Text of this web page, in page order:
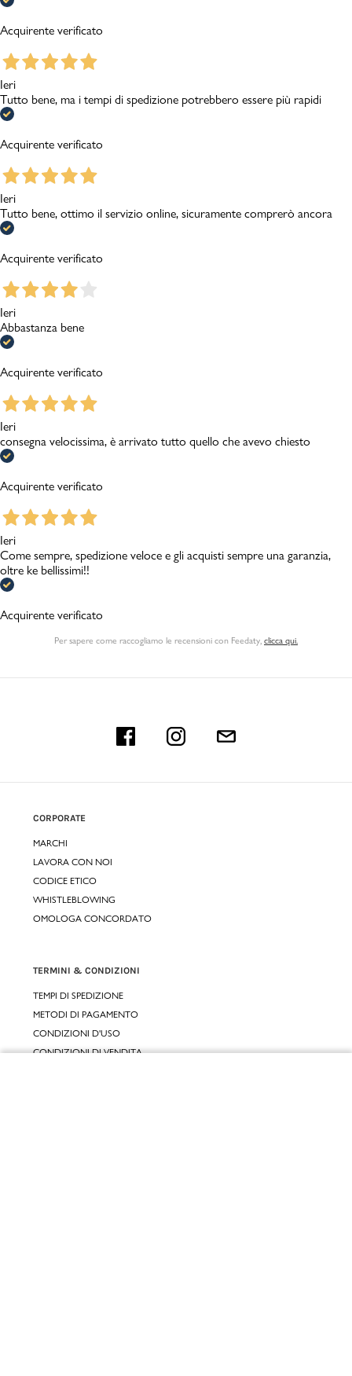
Acquirente verificato
Ieri
Tutto bene, ma i tempi di spedizione potrebbero essere più rapidi
Acquirente verificato
Ieri
Tutto bene, ottimo il servizio online, sicuramente comprerò ancora
Acquirente verificato
Ieri
Abbastanza bene
Acquirente verificato
Ieri
consegna velocissima, è arrivato tutto quello che avevo chiesto
Acquirente verificato
Ieri
Come sempre, spedizione veloce e gli acquisti sempre una garanzia,
oltre ke bellissimi!!
Acquirente verificato
Per sapere come raccogliamo le recensioni con Feedaty, clicca qui.
CORPORATE
MARCHI
LAVORA CON NOI
CODICE ETICO
WHISTLEBLOWING
OMOLOGA CONCORDATO
TERMINI & CONDIZIONI
TEMPI DI SPEDIZIONE
METODI DI PAGAMENTO
CONDIZIONI D'USO
CONDIZIONI DI VENDITA